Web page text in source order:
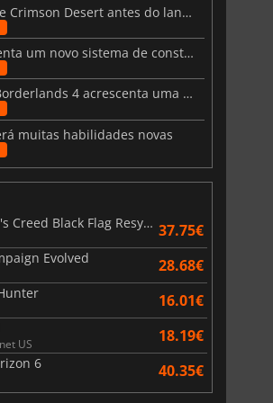
A controvérsia atinge Crimson Desert antes do lançamento
Subnautica 2 apresenta um novo sistema de construção de bases
O primeiro DLC de Borderlands 4 acrescenta uma nova personagem e muito mais
muitas habilidades novas
Assassin's Creed Black Flag Resynced 37.75€
Evolved 28.68€
16.01€
US 18.19€
6 40.35€